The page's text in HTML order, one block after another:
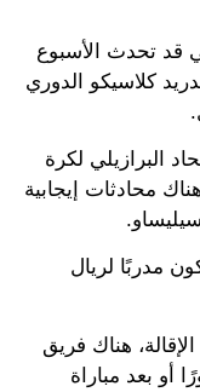
قد تحدث الأسبوع
كلاسيكو الدوري
البرازيلي لكرة
محادثات إيجابية
مدربًا لريال
هناك فريق
أو بعد مباراة